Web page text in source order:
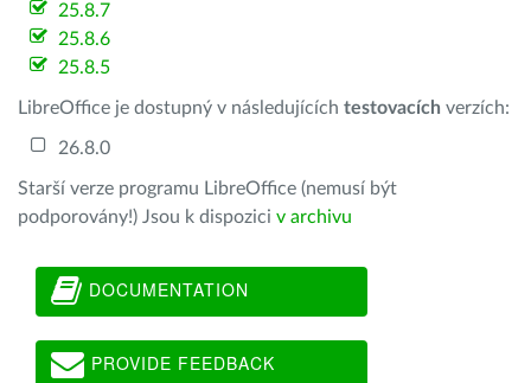
25.8.7
25.8.6
25.8.5
LibreOffice je dostupný v následujících testovacích verzích:
26.8.0
Starší verze programu LibreOffice (nemusí být
podporovány!) Jsou k dispozici v archivu
DOCUMENTATION
PROVIDE FEEDBACK